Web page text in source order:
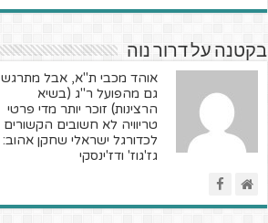
בקטנה על דרור נוה
אוהד מכבי ת"א, אבל מתרגש
גם מהפועל ר"ג (בשיא
הרצינות) זוכר יותר מדי פרטי
טריוויה לא חשובים הקשורים
לכדורגל ישראלי שחקן אהוב:
גז'גוז' ודז'ינסקי